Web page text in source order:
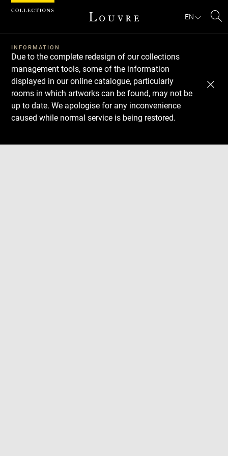
EN
INFORMATION
Due to the complete redesign of our collections
management tools, some of the information
displayed in our online catalogue, particularly
rooms in which artworks can be found, may not be
up to date. We apologise for any inconvenience
caused while normal service is being restored.
Download
Next
Previous
Cookies management panel